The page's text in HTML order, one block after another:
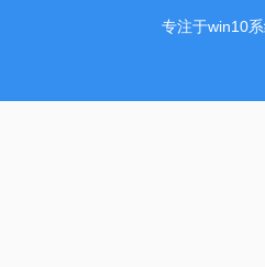
专注于win10